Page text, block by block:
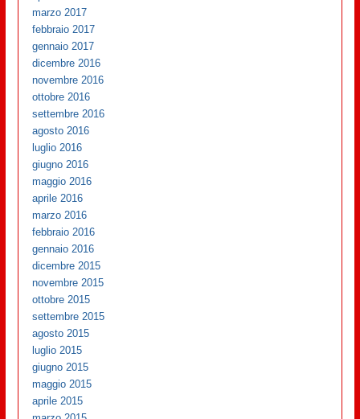
marzo 2017
febbraio 2017
gennaio 2017
dicembre 2016
novembre 2016
ottobre 2016
settembre 2016
agosto 2016
luglio 2016
giugno 2016
maggio 2016
aprile 2016
marzo 2016
febbraio 2016
gennaio 2016
dicembre 2015
novembre 2015
ottobre 2015
settembre 2015
agosto 2015
luglio 2015
giugno 2015
maggio 2015
aprile 2015